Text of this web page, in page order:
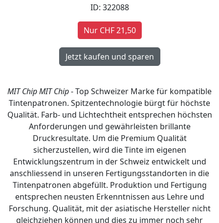
ID: 322088
Nur CHF 21,50
MIT ChipMIT Chip- Top Schweizer Marke für kompatible
Tintenpatronen. Spitzentechnologie bürgt für höchste
Qualität. Farb- und Lichtechtheit entsprechen höchsten
Anforderungen und gewährleisten brillante
Druckresultate. Um die Premium Qualität
sicherzustellen, wird die Tinte im eigenen
Entwicklungszentrum in der Schweiz entwickelt und
anschliessend in unseren Fertigungsstandorten in die
Tintenpatronen abgefüllt. Produktion und Fertigung
entsprechen neusten Erkenntnissen aus Lehre und
Forschung. Qualität, mit der asiatische Hersteller nicht
gleichziehen können und dies zu immer noch sehr